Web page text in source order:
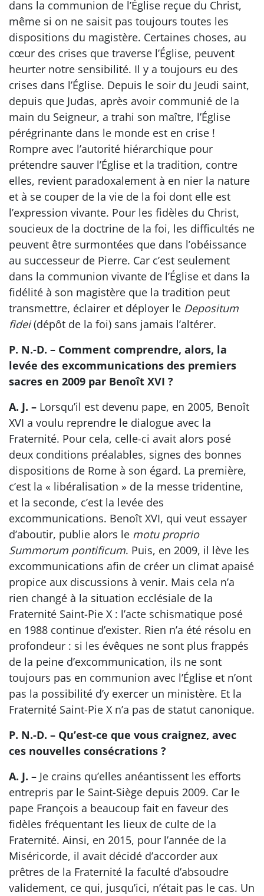
dans la communion de l’Église reçue du Christ,
même si on ne saisit pas toujours toutes les
dispositions du magistère. Certaines choses, au
cœur des crises que traverse l’Église, peuvent
heurter notre sensibilité. Il y a toujours eu des
crises dans l’Église. Depuis le soir du Jeudi saint,
depuis que Judas, après avoir communié de la
main du Seigneur, a trahi son maître, l’Église
pérégrinante dans le monde est en crise !
Rompre avec l’autorité hiérarchique pour
prétendre sauver l’Église et la tradition, contre
elles, revient paradoxalement à en nier la nature
et à se couper de la vie de la foi dont elle est
l’expression vivante. Pour les fidèles du Christ,
soucieux de la doctrine de la foi, les difficultés ne
peuvent être surmontées que dans l’obéissance
au successeur de Pierre. Car c’est seulement
dans la communion vivante de l’Église et dans la
fidélité à son magistère que la tradition peut
transmettre, éclairer et déployer le Depositum
fidei(dépôt de la foi) sans jamais l’altérer.
P. N.-D. – Comment comprendre, alors, la
levée des excommunications des premiers
sacres en 2009 par Benoît XVI ?
A. J. – Lorsqu’il est devenu pape, en 2005, Benoît
XVI a voulu reprendre le dialogue avec la
Fraternité. Pour cela, celle-ci avait alors posé
deux conditions préalables, signes des bonnes
dispositions de Rome à son égard. La première,
c’est la « libéralisation » de la messe tridentine,
et la seconde, c’est la levée des
excommunications. Benoît XVI, qui veut essayer
d’aboutir, publie alors le motu proprio
Summorum pontificum. Puis, en 2009, il lève les
excommunications afin de créer un climat apaisé
propice aux discussions à venir. Mais cela n’a
rien changé à la situation ecclésiale de la
Fraternité Saint-Pie X : l’acte schismatique posé
en 1988 continue d’exister. Rien n’a été résolu en
profondeur : si les évêques ne sont plus frappés
de la peine d’excommunication, ils ne sont
toujours pas en communion avec l’Église et n’ont
pas la possibilité d’y exercer un ministère. Et la
Fraternité Saint-Pie X n’a pas de statut canonique.
P. N.-D. – Qu’est-ce que vous craignez, avec
ces nouvelles consécrations ?
A. J. – Je crains qu’elles anéantissent les efforts
entrepris par le Saint-Siège depuis 2009. Car le
pape François a beaucoup fait en faveur des
fidèles fréquentant les lieux de culte de la
Fraternité. Ainsi, en 2015, pour l’année de la
Miséricorde, il avait décidé d’accorder aux
prêtres de la Fraternité la faculté d’absoudre
validement, ce qui, jusqu’ici, n’était pas le cas. Un